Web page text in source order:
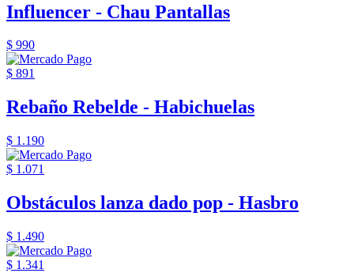
Influencer - Chau Pantallas
$ 990
$ 891
Rebaño Rebelde - Habichuelas
$ 1.190
$ 1.071
Obstáculos lanza dado pop - Hasbro
$ 1.490
$ 1.341